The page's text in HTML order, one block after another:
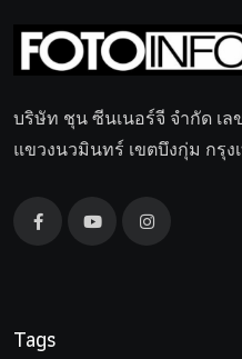
บริษัท ชุน ซีนเนอร์จี จำกัด เ
แขวงนวมินทร์ เขตบึงกุ่ม กรุง
Tags